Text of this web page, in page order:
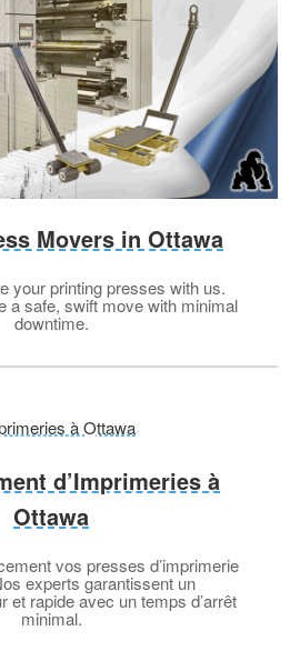
Movers in Ottawa
your printing presses with us.
a safe, swift move with minimal
downtime.
d’Imprimeries à
Ottawa
vos presses d’imprimerie
experts garantissent un
et rapide avec un temps d’arrêt
minimal.